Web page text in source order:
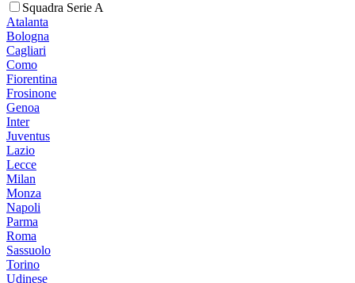
Squadra Serie A
Atalanta
Bologna
Cagliari
Como
Fiorentina
Frosinone
Genoa
Inter
Juventus
Lazio
Lecce
Milan
Monza
Napoli
Parma
Roma
Sassuolo
Torino
Udinese